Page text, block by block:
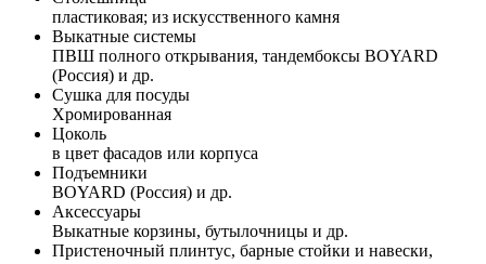
пластиковая; из искусственного камня
Выкатные системы
ПВШ полного открывания, тандембоксы BOYARD
(Россия) и др.
Сушка для посуды
Хромированная
Цоколь
в цвет фасадов или корпуса
Подъемники
BOYARD (Россия) и др.
Аксессуары
Выкатные корзины, бутылочницы и др.
Пристеночный плинтус, барные стойки и навески,